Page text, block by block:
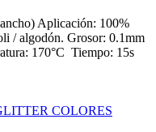
Aplicación: 100%
/ algodón. Grosor: 0.1mm
170°C Tiempo: 15s